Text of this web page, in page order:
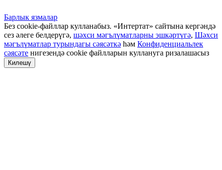
Барлык язмалар
Без cookie-файллар кулланабыз. «Интертат» сайтына кергәндә
сез әлеге белдерүгә, шәхси мәгълүматларны эшкәртүгә, Шәхси
мәгълүматлар турындагы сәясәткә һәм Конфиденциальлек
сәясәте нигезендә cookie файлларын куллануга ризалашасыз
Килешү